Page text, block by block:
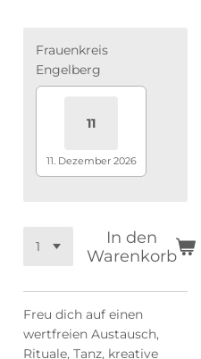
Frauenkreis
Engelberg
11
11. Dezember 2026
In den
Warenkorb
Freu dich auf einen
wertfreien Austausch,
Rituale, Tanz, kreative